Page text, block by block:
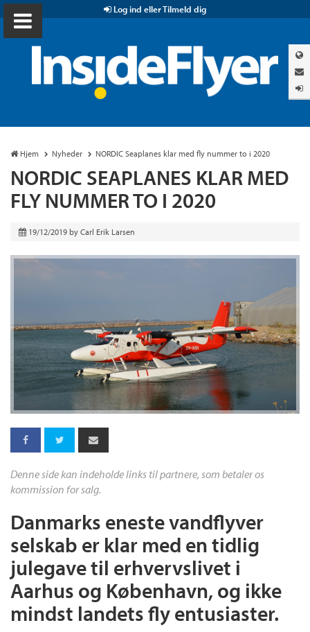
Log ind eller Tilmeld dig
Hjem Nyheder NORDIC Seaplanes klar med fly nummer to i 2020
NORDIC SEAPLANES KLAR MED
FLY NUMMER TO I 2020
19/12/2019 by Carl Erik Larsen
Denne side kan indeholde links til partnere, som betaler os
kommission for salg.
Danmarks eneste vandflyver
selskab er klar med en tidlig
julegave til erhvervslivet i
Aarhus og København, og ikke
mindst landets fly entusiaster.